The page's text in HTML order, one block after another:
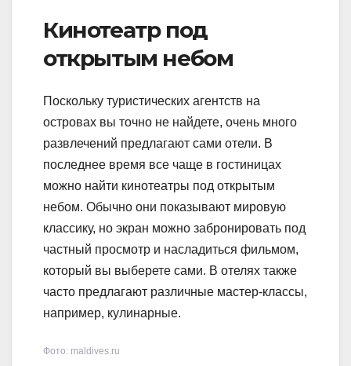
Кинотеатр под
открытым небом
Поскольку туристических агентств на
островах вы точно не найдете, очень много
развлечений предлагают сами отели. В
последнее время все чаще в гостиницах
можно найти кинотеатры под открытым
небом. Обычно они показывают мировую
классику, но экран можно забронировать под
частный просмотр и насладиться фильмом,
который вы выберете сами. В отелях также
часто предлагают различные мастер-классы,
например, кулинарные.
Фото: maldives.ru